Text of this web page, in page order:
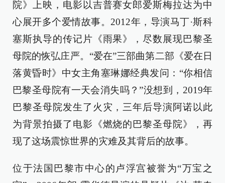
院》上映，电影以吉普赛女郎爱斯梅拉达为中
心展开多个爱情故事。2012年，导演马丁·斯科
塞斯执导的传记片《雨果》，尽数展现巴黎圣
母院的恢弘庄严。“爱在”三部曲第二部《爱在日
落黄昏时》中女主角塞琳娜经典发问：“你相信
巴黎圣母院有一天会消失吗？”没想到，2019年
巴黎圣母院发生了火灾，三年后导演阿诺以此
为背景拍摄了电影《燃烧的巴黎圣母院》，再
现了这场震惊世界的灾难及其背后的故事。
位于法国巴黎市中心的卢浮宫被誉为“万宝之